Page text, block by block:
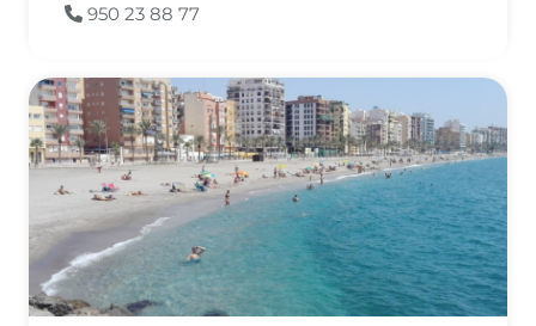
950 23 88 77